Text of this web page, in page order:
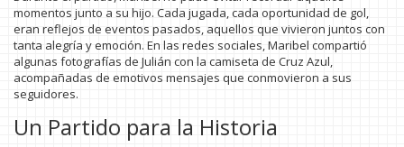
momentos junto a su hijo. Cada jugada, cada oportunidad de gol,
eran reflejos de eventos pasados, aquellos que vivieron juntos con
tanta alegría y emoción. En las redes sociales, Maribel compartió
algunas fotografías de Julián con la camiseta de Cruz Azul,
acompañadas de emotivos mensajes que conmovieron a sus
seguidores.
Un Partido para la Historia